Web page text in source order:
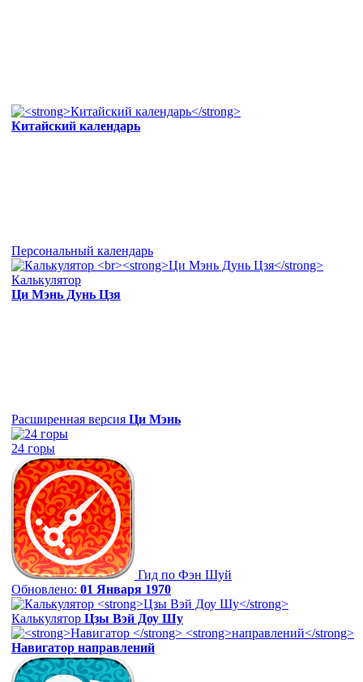
Китайский календарь
Персональный календарь
Калькулятор
Ци Мэнь Дунь Цзя
Расширенная версия Ци Мэнь
24 горы
Гид по Фэн Шуй
Обновлено: 01 Января 1970
Калькулятор Цзы Вэй Доу Шу
Навигатор направлений